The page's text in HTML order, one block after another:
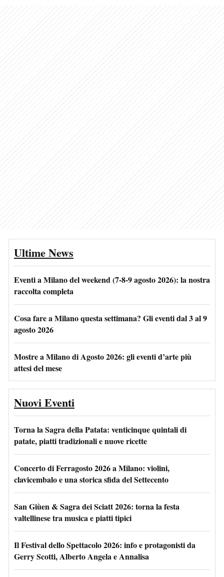
Ultime News
Eventi a Milano del weekend (7-8-9 agosto 2026): la nostra
raccolta completa
Cosa fare a Milano questa settimana? Gli eventi dal 3 al 9
agosto 2026
Mostre a Milano di Agosto 2026: gli eventi d’arte più
attesi del mese
Nuovi Eventi
Torna la Sagra della Patata: venticinque quintali di
patate, piatti tradizionali e nuove ricette
Concerto di Ferragosto 2026 a Milano: violini,
clavicembalo e una storica sfida del Settecento
San Giùen & Sagra dei Sciatt 2026: torna la festa
valtellinese tra musica e piatti tipici
Il Festival dello Spettacolo 2026: info e protagonisti da
Gerry Scotti, Alberto Angela e Annalisa